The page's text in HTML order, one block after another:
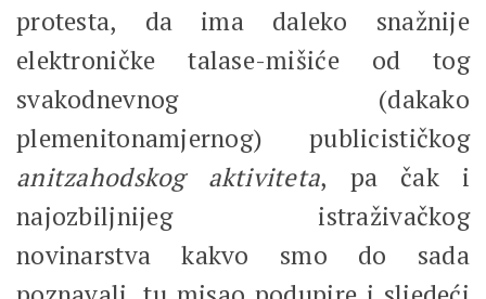
protesta, da ima daleko snažnije
elektroničke talase-mišiće od tog
svakodnevnog (dakako
plemenitonamjernog) publicističkog
anitzahodskog aktiviteta, pa čak i
najozbiljnijeg istraživačkog
novinarstva kakvo smo do sada